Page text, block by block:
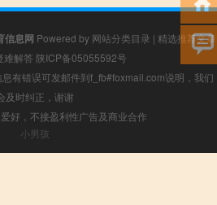
信息网 Powered by 网站分类目录 | 精选推荐文章
难解答 陕ICP备05055592号
有错误可发邮件到f_fb#foxmail.com说明，我们
及时纠正，谢谢
好，不接盈利性广告及商业合作
小男孩